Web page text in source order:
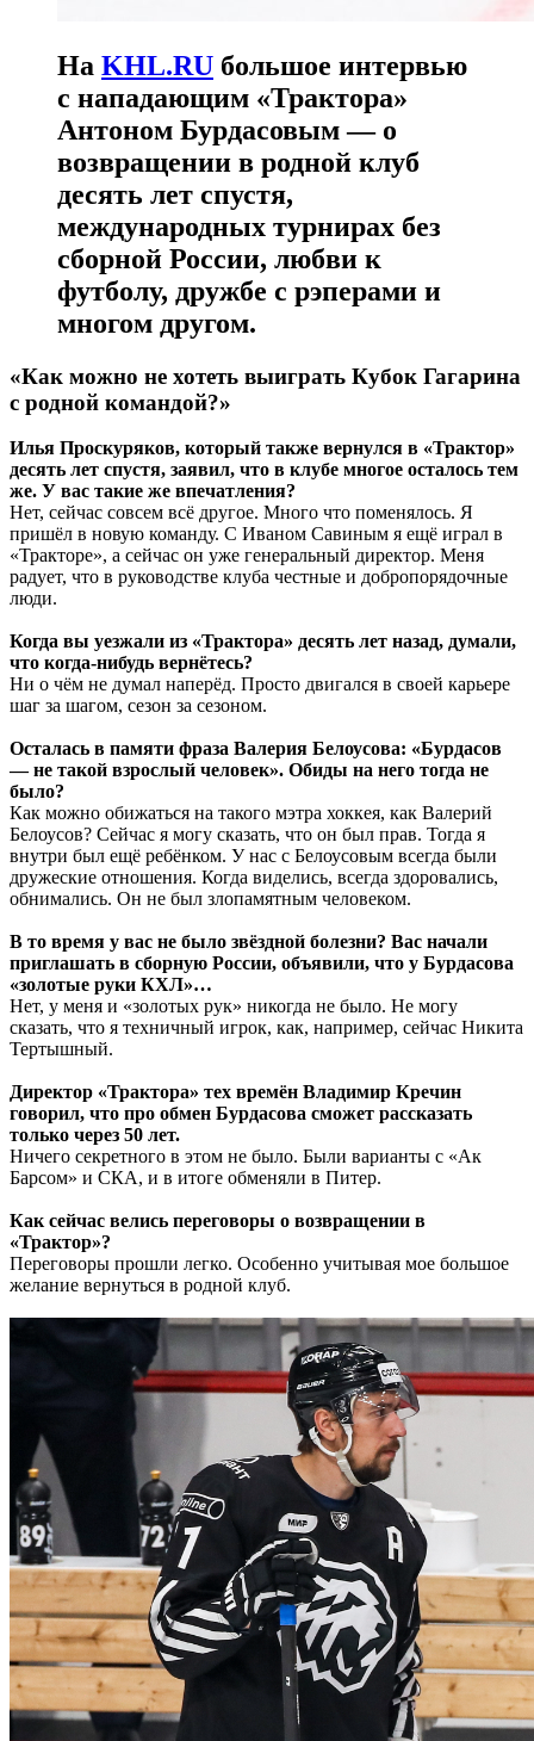
На KHL.RU большое интервью
с нападающим «Трактора»
Антоном Бурдасовым — о
возвращении в родной клуб
десять лет спустя,
международных турнирах без
сборной России, любви к
футболу, дружбе с рэперами и
многом другом.
«Как можно не хотеть выиграть Кубок Гагарина
с родной командой?»
Илья Проскуряков, который также вернулся в «Трактор»
десять лет спустя, заявил, что в клубе многое осталось тем
же. У вас такие же впечатления?
Нет, сейчас совсем всё другое. Много что поменялось. Я
пришёл в новую команду. С Иваном Савиным я ещё играл в
«Тракторе», а сейчас он уже генеральный директор. Меня
радует, что в руководстве клуба честные и добропорядочные
люди.
Когда вы уезжали из «Трактора» десять лет назад, думали,
что когда-нибудь вернётесь?
Ни о чём не думал наперёд. Просто двигался в своей карьере
шаг за шагом, сезон за сезоном.
Осталась в памяти фраза Валерия Белоусова: «Бурдасов
— не такой взрослый человек». Обиды на него тогда не
было?
Как можно обижаться на такого мэтра хоккея, как Валерий
Белоусов? Сейчас я могу сказать, что он был прав. Тогда я
внутри был ещё ребёнком. У нас с Белоусовым всегда были
дружеские отношения. Когда виделись, всегда здоровались,
обнимались. Он не был злопамятным человеком.
В то время у вас не было звёздной болезни? Вас начали
приглашать в сборную России, объявили, что у Бурдасова
«золотые руки КХЛ»…
Нет, у меня и «золотых рук» никогда не было. Не могу
сказать, что я техничный игрок, как, например, сейчас Никита
Тертышный.
Директор «Трактора» тех времён Владимир Кречин
говорил, что про обмен Бурдасова сможет рассказать
только через 50 лет.
Ничего секретного в этом не было. Были варианты с «Ак
Барсом» и СКА, и в итоге обменяли в Питер.
Как сейчас велись переговоры о возвращении в
«Трактор»?
Переговоры прошли легко. Особенно учитывая мое большое
желание вернуться в родной клуб.